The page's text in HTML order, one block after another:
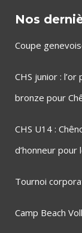
Nos
Coupe
CHS junior :
bronze pour
CHS U14 :
d’honneur
Tournoi
Camp Beach